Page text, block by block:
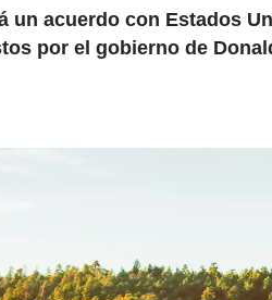
un acuerdo con Estados
por el gobierno de